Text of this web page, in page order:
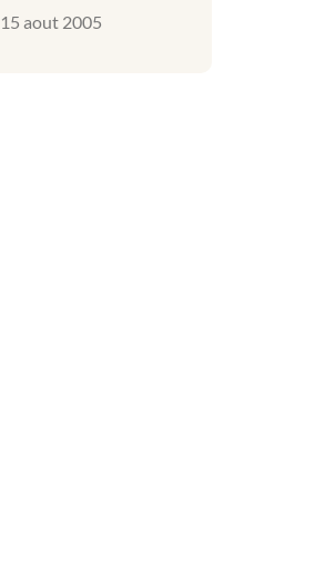
15 aout 2005